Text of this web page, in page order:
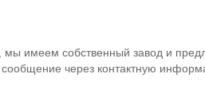
имеем собственный завод и
через контактную